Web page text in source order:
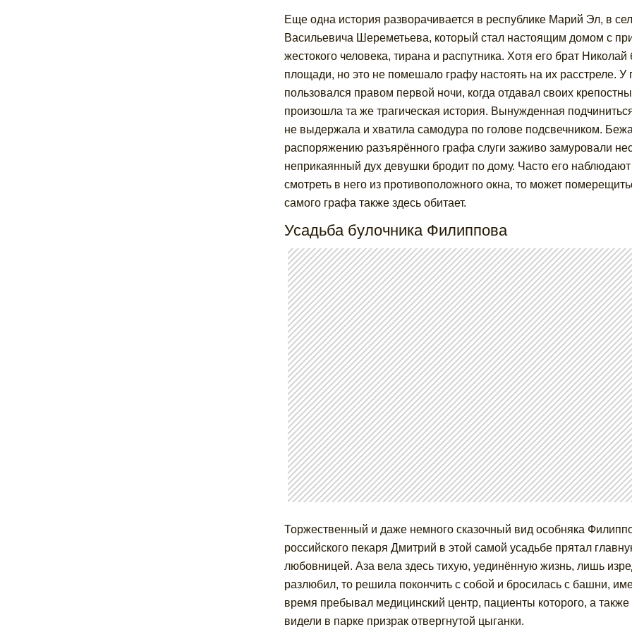
Еще одна история разворачивается в республике Марий Эл, в
Васильевича Шереметьева, который стал настоящим домом с
жестокого человека, тирана и распутника. Хотя его брат
площади, но это не помешало графу настоять на их расстреле.
пользовался правом первой ночи, когда отдавал своих
произошла та же трагическая история. Вынужденная
не выдержала и хватила самодура по голове подсвечником.
распоряжению разъярённого графа слуги заживо замуровали
неприкаянный дух девушки бродит по дому. Часто его
смотреть в него из противоположного окна, то может
самого графа также здесь обитает.
Усадьба булочника Филиппова
Торжественный и даже немного сказочный вид особняка
российского пекаря Дмитрий в этой самой усадьбе прятал
любовницей. Аза вела здесь тихую, уединённую жизнь, лишь
разлюбил, то решила покончить с собой и бросилась с башни,
время пребывал медицинский центр, пациенты которого, а
видели в парке призрак отвергнутой цыганки.